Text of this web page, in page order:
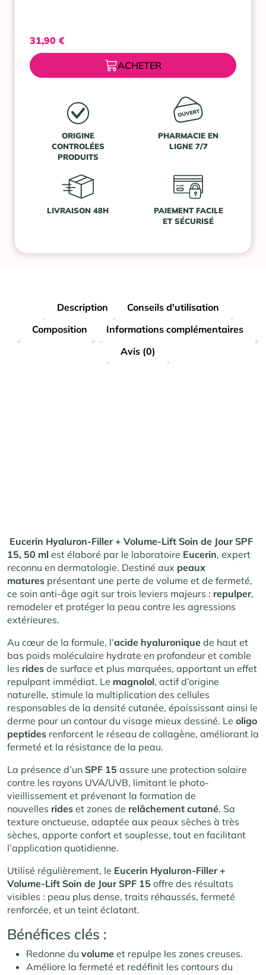
31,90 €
ACHETER
ORIGINE
CONTROLÉES
PRODUITS
PHARMACIE EN
LIGNE 7/7
LIVRAISON 48H
PAIEMENT FACILE
ET SÉCURISÉ
Description
Conseils d'utilisation
Composition
Informations complémentaires
Avis (0)
Eucerin Hyaluron-Filler + Volume-Lift Soin de Jour SPF
15, 50 ml est élaboré par le laboratoire Eucerin, expert
reconnu en dermatologie. Destiné aux peaux
matures présentant une perte de volume et de fermeté,
ce soin anti-âge agit sur trois leviers majeurs : repulper,
remodeler et protéger la peau contre les agressions
extérieures.
Au cœur de la formule, l’acide hyaluronique de haut et
bas poids moléculaire hydrate en profondeur et comble
les rides de surface et plus marquées, apportant un effet
repulpant immédiat. Le magnolol, actif d’origine
naturelle, stimule la multiplication des cellules
responsables de la densité cutanée, épaississant ainsi le
derme pour un contour du visage mieux dessiné. Le oligo
peptides renforcent le réseau de collagène, améliorant la
fermeté et la résistance de la peau.
La présence d’un SPF 15 assure une protection solaire
contre les rayons UVA/UVB, limitant le photo-
vieillissement et prévenant la formation de
nouvelles rides et zones de relâchement cutané. Sa
texture onctueuse, adaptée aux peaux sèches à très
sèches, apporte confort et souplesse, tout en facilitant
l’application quotidienne.
Utilisé régulièrement, le Eucerin Hyaluron-Filler +
Volume-Lift Soin de Jour SPF 15 offre des résultats
visibles : peau plus dense, traits réhaussés, fermeté
renforcée, et un teint éclatant.
Bénéfices clés :
Redonne du volume et repulpe les zones creuses.
Améliore la fermeté et redéfinit les contours du